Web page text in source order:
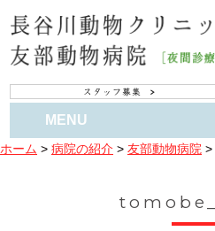
MENU
ホーム > 病院の紹介 > 友部動物病院 >